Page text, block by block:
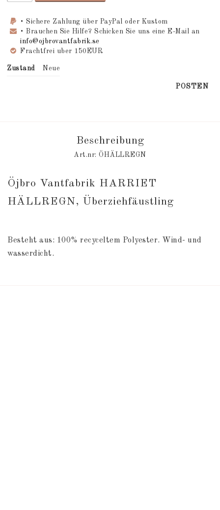
• Sichere Zahlung über PayPal oder Kustom
• Brauchen Sie Hilfe? Schicken Sie uns eine E-Mail an
info@ojbrovantfabrik.se
Frachtfrei uber 150EUR
Zustand Neue
POSTEN
Beschreibung
Art.nr: ÖHÄLLREGN
Öjbro Vantfabrik HARRIET
HÄLLREGN, Überziehfäustling
Besteht aus: 100% recyceltem Polyester. Wind- und
wasserdicht.